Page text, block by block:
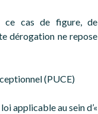
ce cas de figure, de
dérogation ne repose
(PUCE)
applicable au sein d’«